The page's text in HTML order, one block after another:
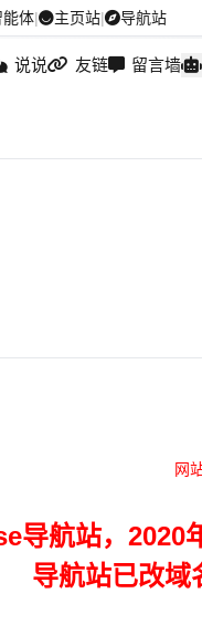
能体| 主页站| 导航站
说说 友链 留言墙
网
导航站，2020
导航站已改